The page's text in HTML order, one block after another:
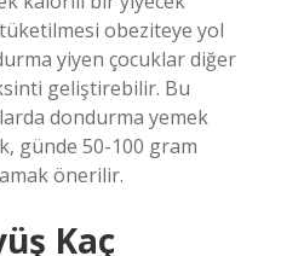
obeziteye yol
yiyen çocuklar diğer
geliştirebilir. Bu
dondurma yemek
günde 50-100 gram
önerilir.
Kaç